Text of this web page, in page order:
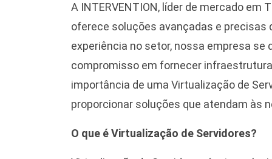
A INTERVENTION, líder de mercado em
oferece soluções avançadas e precisas
experiência no setor, nossa empresa
compromisso em fornecer
importância de uma Virtualização de
proporcionar soluções que atendam às
O que é Virtualização de Servidores?